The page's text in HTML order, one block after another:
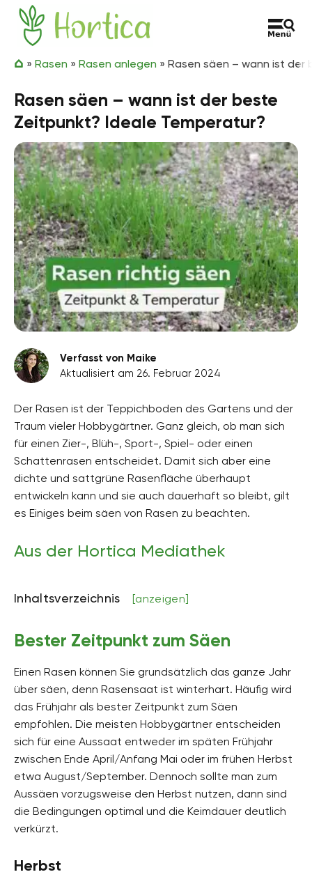
Zum Inhalt springen
Hortica
» Rasen » Rasen anlegen » Rasen säen – wann ist
Rasen säen – wann ist der beste
Zeitpunkt? Ideale Temperatur?
Verfasst von Maike
Aktualisiert am 26. Februar 2024
Der Rasen ist der Teppichboden des Gartens und der
Traum vieler Hobbygärtner. Ganz gleich, ob man sich
für einen Zier-, Blüh-, Sport-, Spiel- oder einen
Schattenrasen entscheidet. Damit sich aber eine
dichte und sattgrüne Rasenfläche überhaupt
entwickeln kann und sie auch dauerhaft so bleibt, gilt
es Einiges beim säen von Rasen zu beachten.
Aus der Hortica Mediathek
Inhaltsverzeichnis [anzeigen]
Bester Zeitpunkt zum Säen
Einen Rasen können Sie grundsätzlich das ganze Jahr
über säen, denn Rasensaat ist winterhart. Häufig wird
das Frühjahr als bester Zeitpunkt zum Säen
empfohlen. Die meisten Hobbygärtner entscheiden
sich für eine Aussaat entweder im späten Frühjahr
zwischen Ende April/Anfang Mai oder im frühen Herbst
etwa August/September. Dennoch sollte man zum
Aussäen vorzugsweise den Herbst nutzen, dann sind
die Bedingungen optimal und die Keimdauer deutlich
verkürzt.
Herbst